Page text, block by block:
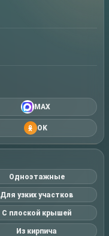
MAX
OK
Одноэтажные
Для узких участков
С плоской крышей
Из кирпича